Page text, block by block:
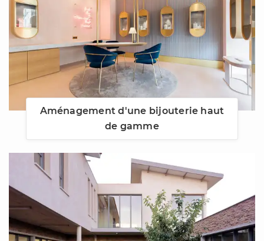
Aménagement d'une bijouterie haut
de gamme